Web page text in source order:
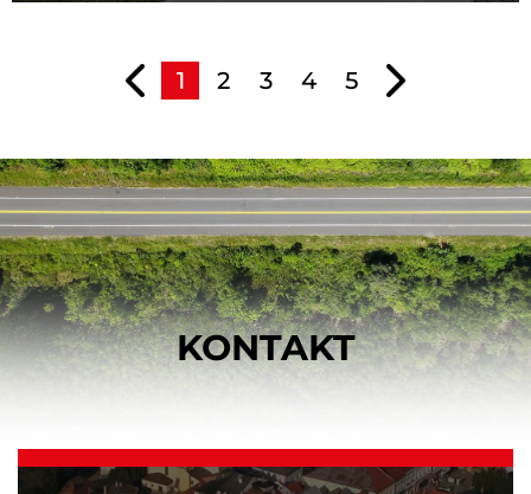
1 2 3 4 5
KONTAKT